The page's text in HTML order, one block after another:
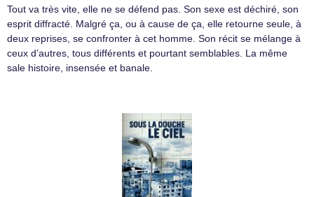
Tout va très vite, elle ne se défend pas. Son sexe est déchiré, son
esprit diffracté. Malgré ça, ou à cause de ça, elle retourne seule, à
deux reprises, se confronter à cet homme. Son récit se mélange à
ceux d’autres, tous différents et pourtant semblables. La même
sale histoire, insensée et banale.